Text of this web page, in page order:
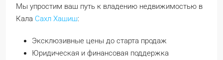
Мы упростим ваш путь к владению недвижимостью в
Кала Сахл Хашиш:
Эксклюзивные цены до старта продаж
Юридическая и финансовая поддержка